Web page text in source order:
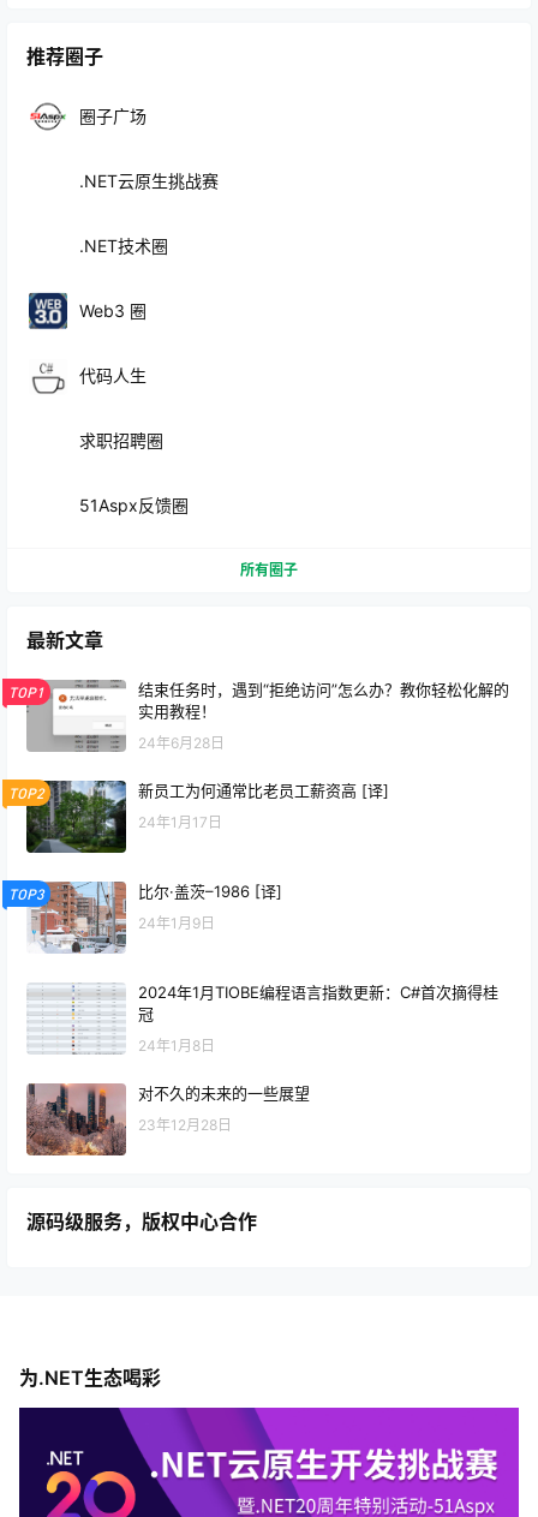
推荐圈子
圈子广场
.NET云原生挑战赛
.NET技术圈
Web3 圈
代码人生
求职招聘圈
51Aspx反馈圈
所有圈子
最新文章
TOP1
结束任务时，遇到“拒绝访问”怎么办？教你轻松化解的
实用教程！
24年6月28日
TOP2 新员工为何通常比老员工薪资高 [译]
24年1月17日
TOP3 比尔·盖茨–1986 [译]
24年1月9日
2024年1月TIOBE编程语言指数更新：C#首次摘得桂
冠
24年1月8日
对不久的未来的一些展望
23年12月28日
源码级服务，版权中心合作
为.NET生态喝彩